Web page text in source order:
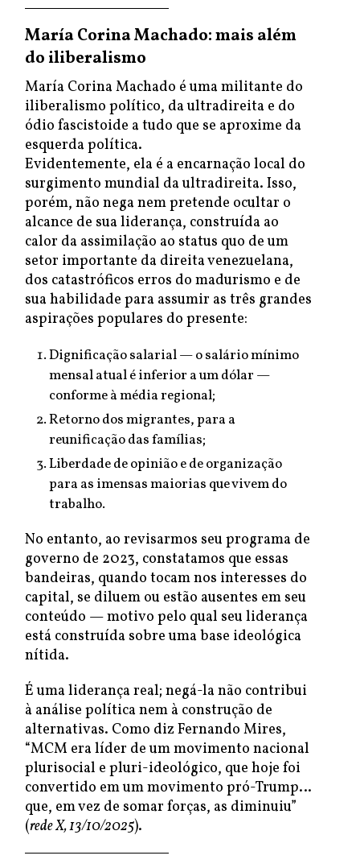
María Corina Machado: mais além
do iliberalismo
María Corina Machado é uma militante do
iliberalismo político, da ultradireita e do
ódio fascistoide a tudo que se aproxime da
esquerda política.
Evidentemente, ela é a encarnação local do
surgimento mundial da ultradireita. Isso,
porém, não nega nem pretende ocultar o
alcance de sua liderança, construída ao
calor da assimilação ao status quo de um
setor importante da direita venezuelana,
dos catastróficos erros do madurismo e de
sua habilidade para assumir as três grandes
aspirações populares do presente:
Dignificação salarial — o salário mínimo
mensal atual é inferior a um dólar —
conforme à média regional;
Retorno dos migrantes, para a
reunificação das famílias;
Liberdade de opinião e de organização
para as imensas maiorias que vivem do
trabalho.
No entanto, ao revisarmos seu programa de
governo de 2023, constatamos que essas
bandeiras, quando tocam nos interesses do
capital, se diluem ou estão ausentes em seu
conteúdo — motivo pelo qual seu liderança
está construída sobre uma base ideológica
nítida.
É uma liderança real; negá-la não contribui
à análise política nem à construção de
alternativas. Como diz Fernando Mires,
“MCM era líder de um movimento nacional
plurisocial e pluri-ideológico, que hoje foi
convertido em um movimento pró-Trump…
que, em vez de somar forças, as diminuiu”
(rede X, 13/10/2025).